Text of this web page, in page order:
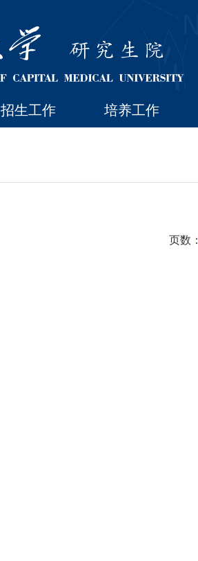
招生工作 培养工作
页数：